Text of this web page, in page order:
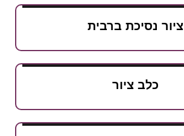
ציור נסיכת ברבית
כלב ציור